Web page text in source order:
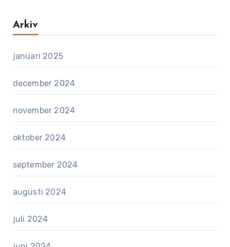
Arkiv
januari 2025
december 2024
november 2024
oktober 2024
september 2024
augusti 2024
juli 2024